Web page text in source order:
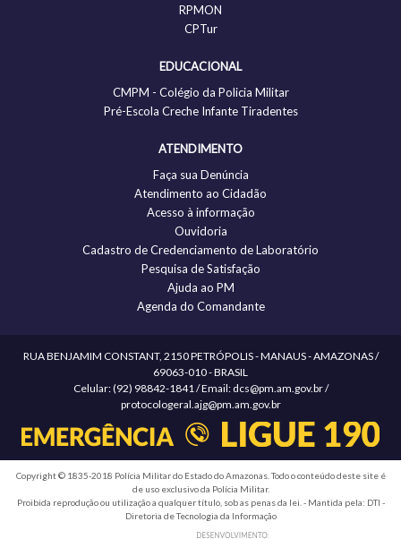
RPMON
CPTur
EDUCACIONAL
CMPM - Colégio da Policia Militar
Pré-Escola Creche Infante Tiradentes
ATENDIMENTO
Faça sua Denúncia
Atendimento ao Cidadão
Acesso à informação
Ouvidoria
Cadastro de Credenciamento de Laboratório
Pesquisa de Satisfação
Ajuda ao PM
Agenda do Comandante
RUA BENJAMIM CONSTANT, 2150 PETRÓPOLIS - MANAUS - AMAZONAS /
69063-010 - BRASIL
Celular: (92) 98842-1841 / Email: dcs@pm.am.gov.br /
protocologeral.ajg@pm.am.gov.br
Copyright © 1835-2018 Polícia Militar do Estado do Amazonas. Todo o conteúdo deste site é
de uso exclusivo da Polícia Militar.
Proibida reprodução ou utilização a qualquer título, sob as penas da lei. - Mantida pela: DTI -
Diretoria de Tecnologia da Informação